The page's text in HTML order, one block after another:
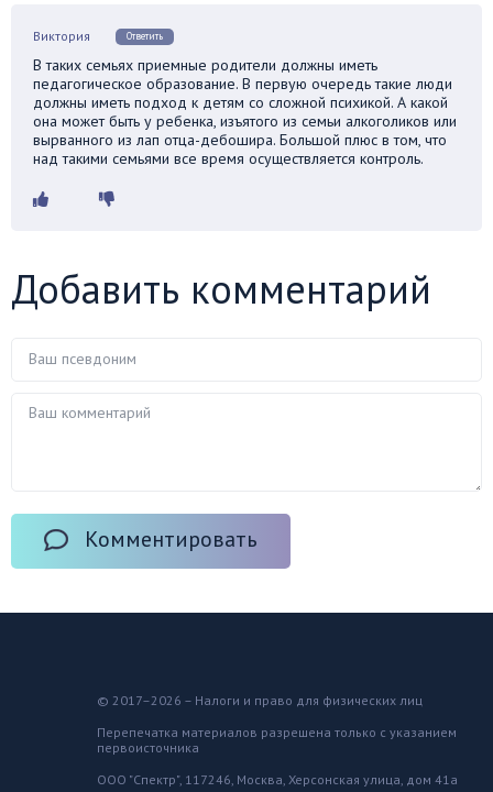
Виктория Ответить
В таких семьях приемные родители должны иметь
педагогическое образование. В первую очередь такие люди
должны иметь подход к детям со сложной психикой. А какой
она может быть у ребенка, изъятого из семьи алкоголиков или
вырванного из лап отца-дебошира. Большой плюс в том, что
над такими семьями все время осуществляется контроль.
Добавить комментарий
Комментировать
© 2017–2026 – Налоги и право для физических лиц
Перепечатка материалов разрешена только с указанием
первоисточника
ООО "Спектр", 117246, Москва, Херсонская улица, дом 41а